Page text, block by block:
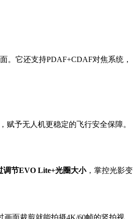
。它还支持PDAF+CDAF对焦系统，
予无人机更稳定的飞行安全保障。
调节EVO Lite+光圈大小，掌控光影变